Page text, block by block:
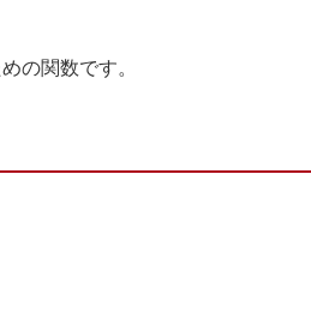
の関数です。